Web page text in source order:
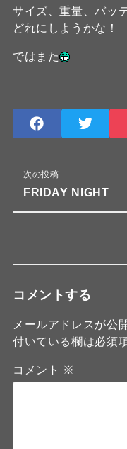
サイズ、重量、バッ
どれにしようかな！
ではまた
次の投稿
FRIDAY NIGHT
コメントする
メールアドレスが公
付いている欄は必須
コメント ※